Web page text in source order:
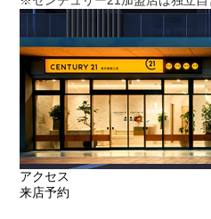
アクセス
来店予約